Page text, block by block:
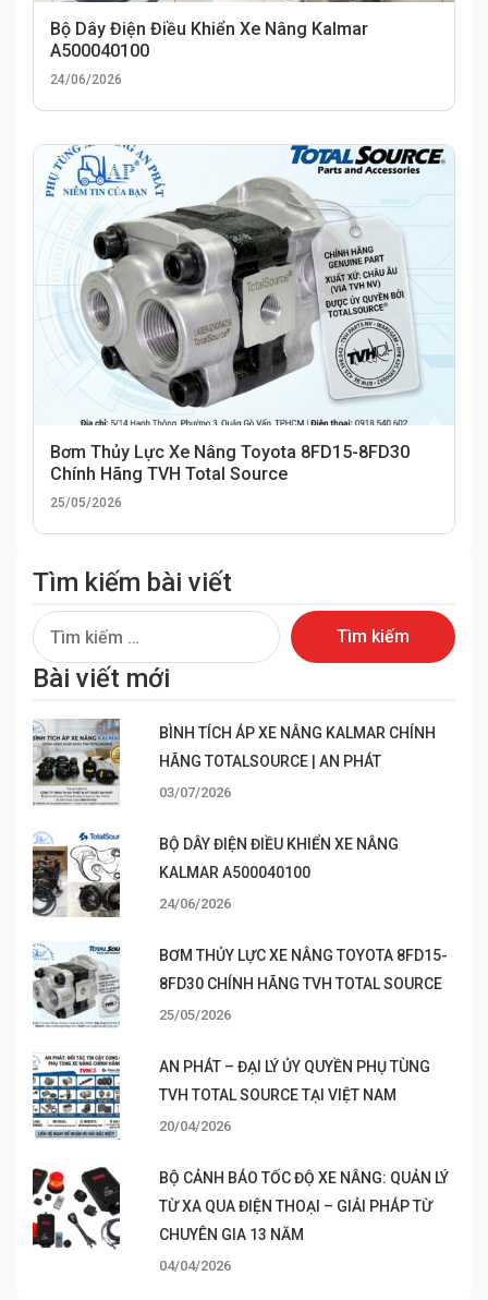
Bộ Dây Điện Điều Khiển Xe Nâng Kalmar
A500040100
24/06/2026
Bơm Thủy Lực Xe Nâng Toyota 8FD15-8FD30
Chính Hãng TVH Total Source
25/05/2026
Tìm kiếm bài viết
Tìm
kiếm
cho:
Bài viết mới
BÌNH TÍCH ÁP XE NÂNG KALMAR CHÍNH
HÃNG TOTALSOURCE | AN PHÁT
03/07/2026
BỘ DÂY ĐIỆN ĐIỀU KHIỂN XE NÂNG
KALMAR A500040100
24/06/2026
BƠM THỦY LỰC XE NÂNG TOYOTA 8FD15-
8FD30 CHÍNH HÃNG TVH TOTAL SOURCE
25/05/2026
AN PHÁT – ĐẠI LÝ ỦY QUYỀN PHỤ TÙNG
TVH TOTAL SOURCE TẠI VIỆT NAM
20/04/2026
BỘ CẢNH BÁO TỐC ĐỘ XE NÂNG: QUẢN LÝ
TỪ XA QUA ĐIỆN THOẠI – GIẢI PHÁP TỪ
CHUYÊN GIA 13 NĂM
04/04/2026